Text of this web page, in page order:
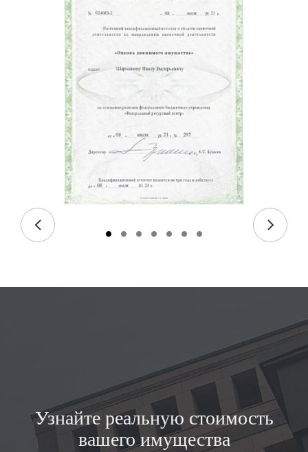
Узнайте реальную стоимость
вашего имущества